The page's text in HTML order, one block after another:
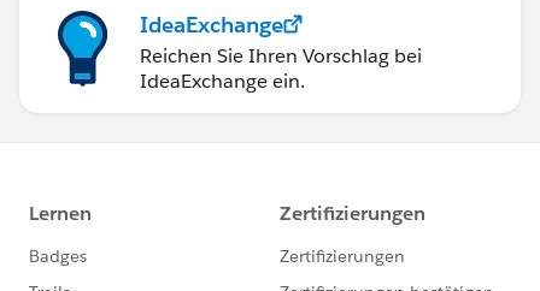
IdeaExchange
Reichen Sie Ihren Vorschlag bei
IdeaExchange ein.